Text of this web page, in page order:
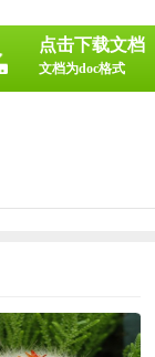
点击下载文档
文档为doc格式